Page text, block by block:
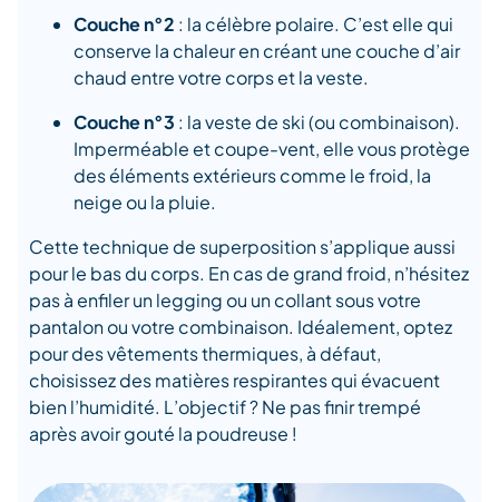
Couche n°2 : la célèbre polaire. C’est elle qui
conserve la chaleur en créant une couche d’air
chaud entre votre corps et la veste.
Couche n°3 : la veste de ski (ou combinaison).
Imperméable et coupe-vent, elle vous protège
des éléments extérieurs comme le froid, la
neige ou la pluie.
Cette technique de superposition s’applique aussi
pour le bas du corps. En cas de grand froid, n’hésitez
pas à enfiler un legging ou un collant sous votre
pantalon ou votre combinaison. Idéalement, optez
pour des vêtements thermiques, à défaut,
choisissez des matières respirantes qui évacuent
bien l’humidité. L’objectif ? Ne pas finir trempé
après avoir gouté la poudreuse !